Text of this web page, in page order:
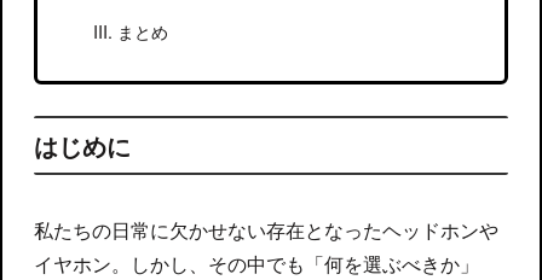
まとめ
はじめに
私たちの日常に欠かせない存在となったヘッドホンや
イヤホン。しかし、その中でも「何を選ぶべきか」